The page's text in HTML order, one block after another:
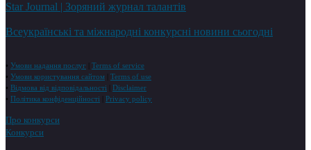
Star Journal | Зоряний журнал талантів
Всеукраїнські та міжнародні конкурсні новини сьогодні
• Умови надання послуг
Terms of service
• Умови користування сайтом
Terms of use
• Відмова від відповідальності
Disclaimer
• Політика конфіденційності Privacy policy
Про конкурси
Конкурси